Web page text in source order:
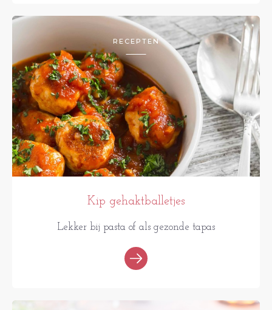
RECEPTEN
Kip gehaktballetjes
Lekker bij pasta of als gezonde tapas